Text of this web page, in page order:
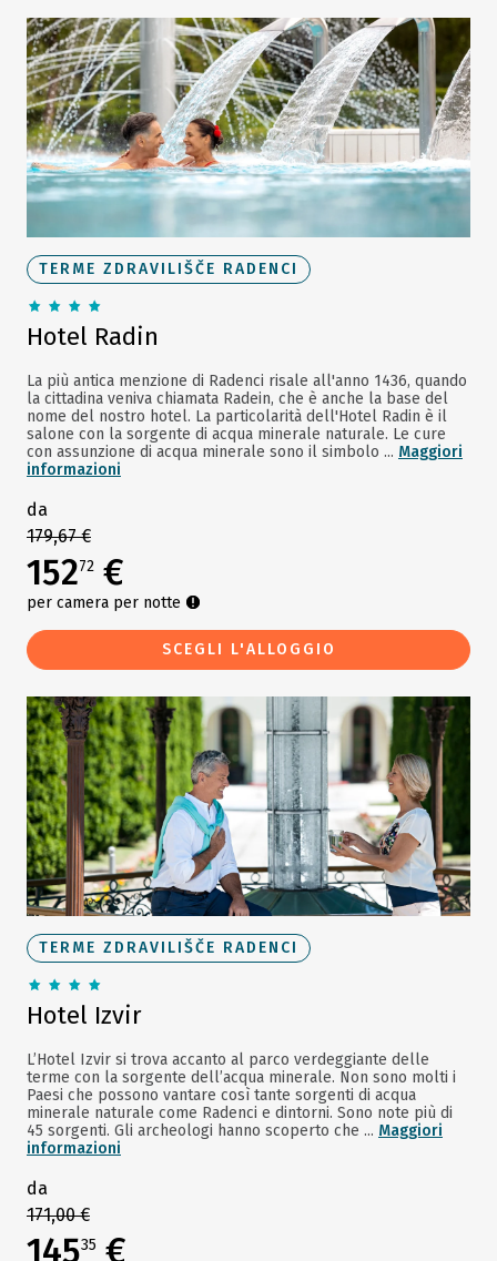
TERME ZDRAVILIŠČE RADENCI
Hotel Radin
La più antica menzione di Radenci risale all'anno 1436, quando
la cittadina veniva chiamata Radein, che è anche la base del
nome del nostro hotel. La particolarità dell'Hotel Radin è il
salone con la sorgente di acqua minerale naturale. Le cure
con assunzione di acqua minerale sono il simbolo ... Maggiori
informazioni
da
179,67 €
15272 €
per camera per notte
SCEGLI L'ALLOGGIO
TERME ZDRAVILIŠČE RADENCI
Hotel Izvir
L’Hotel Izvir si trova accanto al parco verdeggiante delle
terme con la sorgente dell’acqua minerale. Non sono molti i
Paesi che possono vantare così tante sorgenti di acqua
minerale naturale come Radenci e dintorni. Sono note più di
45 sorgenti. Gli archeologi hanno scoperto che ... Maggiori
informazioni
da
171,00 €
14535 €